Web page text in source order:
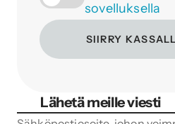
sovelluksella
SIIRRY
Lähetä meille viesti